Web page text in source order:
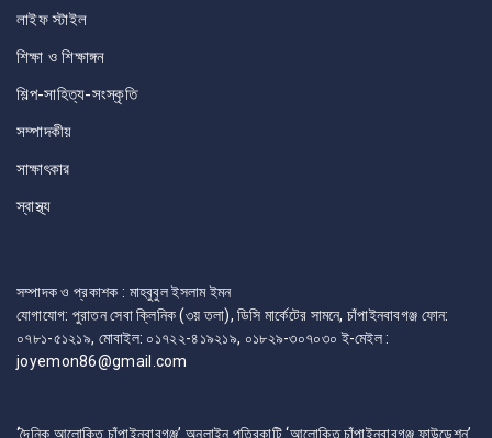
লাইফ স্টাইল
শিক্ষা ও শিক্ষাঙ্গন
শিল্প-সাহিত্য-সংস্কৃতি
সম্পাদকীয়
সাক্ষাৎকার
স্বাস্থ্য
সম্পাদক ও প্রকাশক : মাহবুবুল ইসলাম ইমন
যোগাযোগ: পুরাতন সেবা ক্লিনিক (৩য় তলা), ডিসি মার্কেটের সামনে, চাঁপাইনবাবগঞ্জ ফোন:
০৭৮১-৫১২১৯, মোবাইল: ০১৭২২-৪১৯২১৯, ০১৮২৯-৩০৭০৩০ ই-মেইল :
joyemon86@gmail.com
‘দৈনিক আলোকিত চাঁপাইনবাবগঞ্জ’ অনলাইন পত্রিকাটি ‘আলোকিত চাঁপাইনবাবগঞ্জ ফাউন্ডেশন’